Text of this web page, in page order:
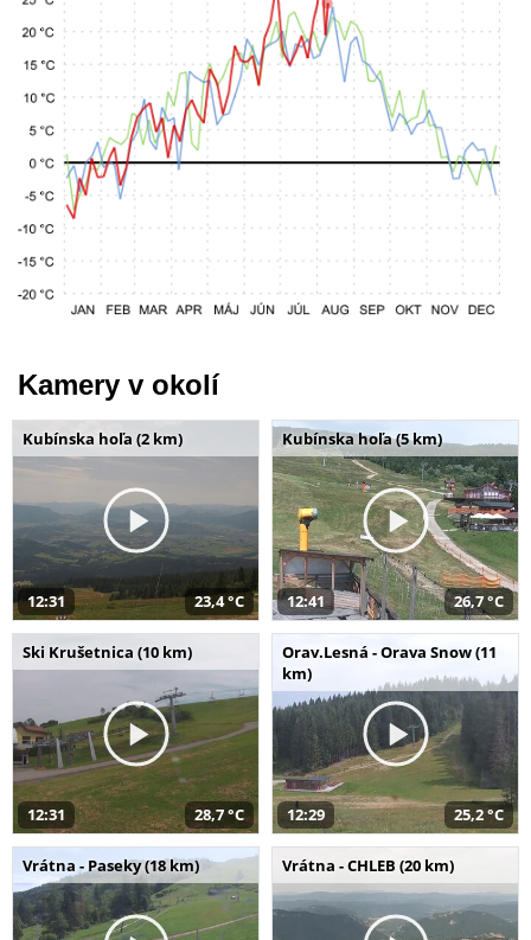
Kamery v okolí
Kubínska hoľa (2 km)
12:31 23,4 °C
Kubínska hoľa (5 km)
12:41 26,7 °C
Ski Krušetnica (10 km)
12:31 28,7 °C
Orav.Lesná - Orava Snow (11
km)
12:29 25,2 °C
Vrátna - Paseky (18 km) Vrátna - CHLEB (20 km)